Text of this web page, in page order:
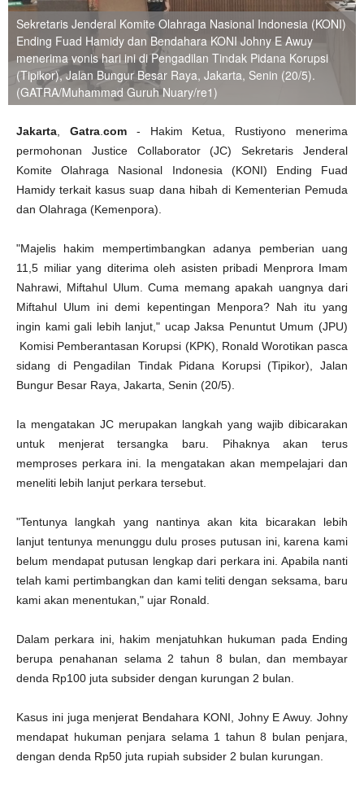
Sekretaris Jenderal Komite Olahraga Nasional Indonesia (KONI)
Ending Fuad Hamidy dan Bendahara KONI Johny E Awuy
menerima vonis hari ini di Pengadilan Tindak Pidana Korupsi
(Tipikor), Jalan Bungur Besar Raya, Jakarta, Senin (20/5).
(GATRA/Muhammad Guruh Nuary/re1)
Jakarta Gatra. com- Hakim Ketua, Rustiyono menerima
permohonan Justice Collaborator (JC) Sekretaris Jenderal
Komite Olahraga Nasional Indonesia (KONI) Ending Fuad
Hamidy terkait kasus suap dana hibah di Kementerian Pemuda
dan Olahraga (Kemenpora).
"Majelis hakim mempertimbangkan adanya pemberian uang
11,5 miliar yang diterima oleh asisten pribadi Menprora Imam
Nahrawi, Miftahul Ulum. Cuma memang apakah uangnya dari
Miftahul Ulum ini demi kepentingan Menpora? Nah itu yang
ingin kami gali lebih lanjut," ucap Jaksa Penuntut Umum (JPU)
Komisi Pemberantasan Korupsi (KPK), Ronald Worotikan pasca
sidang di Pengadilan Tindak Pidana Korupsi (Tipikor), Jalan
Bungur Besar Raya, Jakarta, Senin (20/5).
Ia mengatakan JC merupakan langkah yang wajib dibicarakan
untuk menjerat tersangka baru. Pihaknya akan terus
memproses perkara ini. Ia mengatakan akan mempelajari dan
meneliti lebih lanjut perkara tersebut.
"Tentunya langkah yang nantinya akan kita bicarakan lebih
lanjut tentunya menunggu dulu proses putusan ini, karena kami
belum mendapat putusan lengkap dari perkara ini. Apabila nanti
telah kami pertimbangkan dan kami teliti dengan seksama, baru
kami akan menentukan," ujar Ronald.
Dalam perkara ini, hakim menjatuhkan hukuman pada Ending
berupa penahanan selama 2 tahun 8 bulan, dan membayar
denda Rp100 juta subsider dengan kurungan 2 bulan.
Kasus ini juga menjerat Bendahara KONI, Johny E Awuy. Johny
mendapat hukuman penjara selama 1 tahun 8 bulan penjara,
dengan denda Rp50 juta rupiah subsider 2 bulan kurungan.